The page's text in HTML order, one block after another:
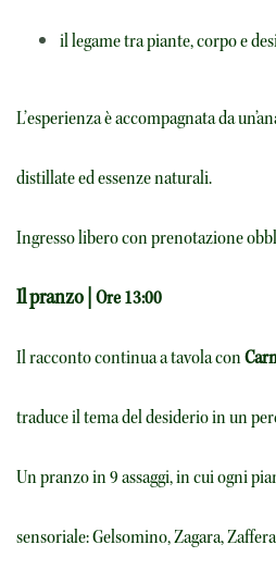
il legame tra piante, corpo e
L’esperienza è accompagnata da
distillate ed essenze naturali.
Ingresso libero con prenotazione
Il pranzo | Ore 13:00
Il racconto continua a tavola con
traduce il tema del desiderio in un
Un pranzo in 9 assaggi, in cui ogni
sensoriale: Gelsomino, Zagara,